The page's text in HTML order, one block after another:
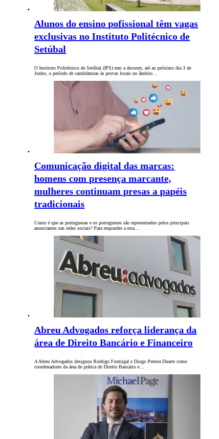
Alunos do ensino pofissional têm vagas
exclusivas no Instituto Politécnico de
Setúbal
O Instituto Politécnico de Setúbal (IPS) tem a decorrer, até ao próximo dia 3 de
Junho, o período de candidaturas às provas locais no âmbito…
Comunicação digital das marcas:
homens com presença marcante,
mulheres continuam presas a papéis
tradicionais
Como é que as portuguesas e os portugueses são representados pelos principais
anunciantes nas redes sociais? Para responder a esta…
Abreu Advogados reforça liderança da
área de Direito Bancário e Financeiro
A Abreu Advogados designou Rodrigo Formigal e Diogo Pereira Duarte como
coordenadores da área de prática de Direito Bancário e…